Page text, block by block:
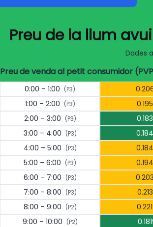
Preu de la llum
Dades
Preu de venda al petit consumidor
0:00 – 1:00 (P3)
1:00 – 2:00 (P3)
2:00 – 3:00 (P3)
3:00 – 4:00 (P3)
4:00 – 5:00 (P3)
5:00 – 6:00 (P3)
6:00 – 7:00 (P3)
7:00 – 8:00 (P3)
8:00 – 9:00 (P2)
9:00 – 10:00 (P2)